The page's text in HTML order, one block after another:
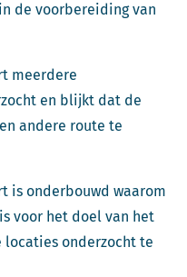
de voorbereiding van
meerdere
en blijkt dat de
andere route te
is onderbouwd waarom
voor het doel van het
locaties onderzocht te